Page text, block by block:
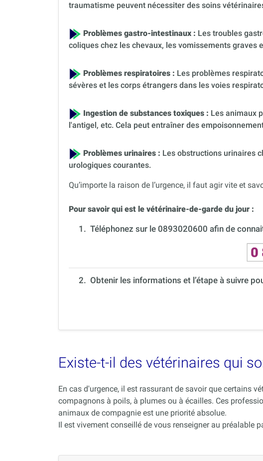
traumatisme peuvent nécessiter des soins
Problèmes gastro-intestinaux : Les troubles
coliques chez les chevaux, les vomissements graves
Problèmes respiratoires : Les problèmes
sévères et les corps étrangers dans les voies
Ingestion de substances toxiques : Les animaux
l'antigel, etc. Cela peut entraîner des
Problèmes urinaires : Les obstructions urinaires
urologiques courantes.
Qu’importe la raison de l’urgence, il faut agir vite et
Pour savoir qui est le vétérinaire-de-garde du jour :
1. Téléphonez sur le 0893020600 afin de
2. Obtenir les informations et l’étape à suivre
Existe-t-il des vétérinaires qui
En cas d'urgence, il est rassurant de savoir que certains
compagnons à poils, à plumes ou à écailles. Ces
animaux de compagnie est une priorité absolue.
Il est vivement conseillé de vous renseigner au préalable